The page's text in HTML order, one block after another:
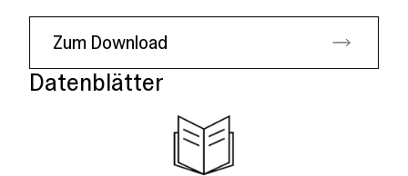
Zum Download
Datenblätter